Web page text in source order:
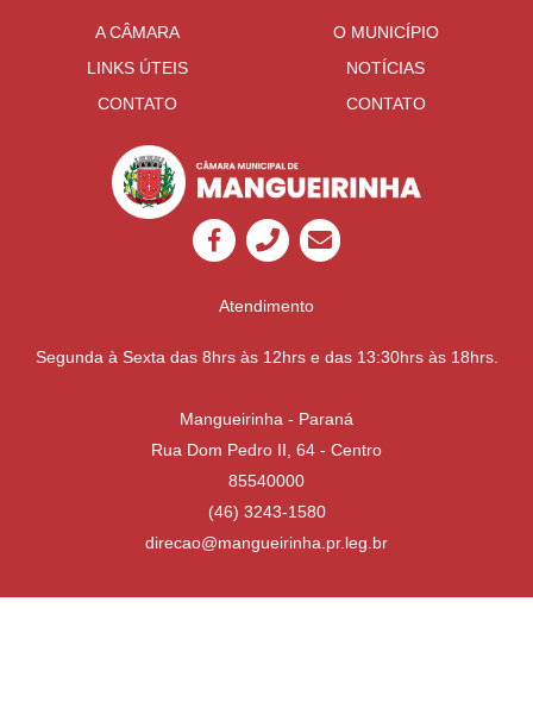
A CÂMARA
O MUNICÍPIO
LINKS ÚTEIS
NOTÍCIAS
CONTATO
CONTATO
Atendimento
Segunda à Sexta das 8hrs às 12hrs e das 13:30hrs às 18hrs.
Mangueirinha - Paraná
Rua Dom Pedro II, 64 - Centro
85540000
(46) 3243-1580
direcao@mangueirinha.pr.leg.br